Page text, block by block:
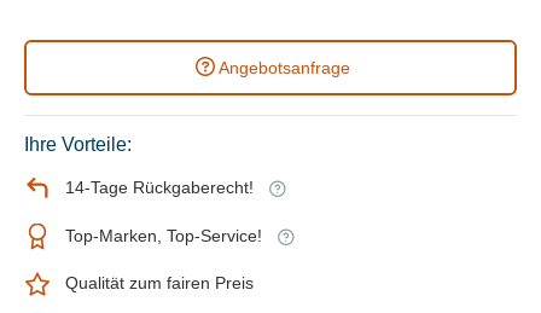
Angebotsanfrage
Ihre Vorteile:
14-Tage Rückgaberecht!
Top-Marken, Top-Service!
Qualität zum fairen Preis